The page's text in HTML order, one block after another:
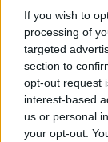
If you wish to
processing of
targeted
section to
opt-out request
interest-based
us or personal
your opt-out.
των